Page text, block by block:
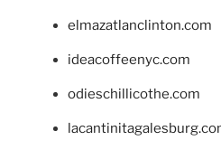
elmazatlanclinton.com
ideacoffeenyc.com
odieschillicothe.com